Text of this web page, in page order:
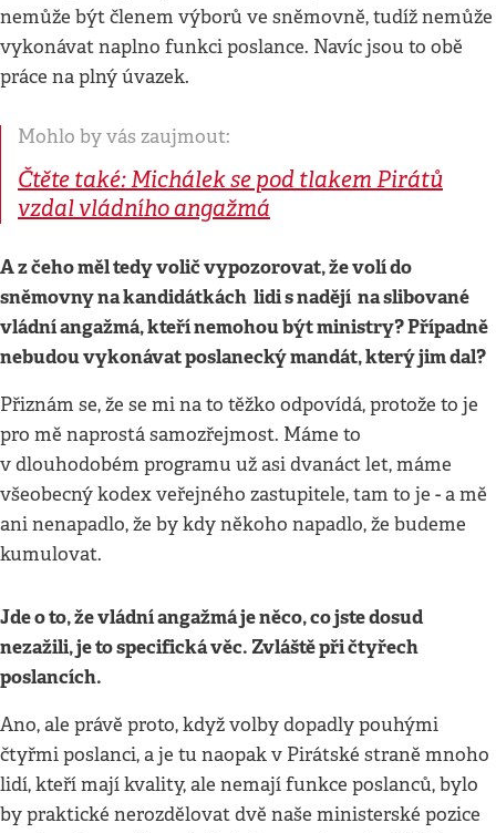
nemůže být členem výborů ve sněmovně, tudíž nemůže
vykonávat naplno funkci poslance. Navíc jsou to obě
práce na plný úvazek.
Mohlo by vás zaujmout:
Čtěte také: Michálek se pod tlakem Pirátů
vzdal vládního angažmá
A z čeho měl tedy volič vypozorovat, že volí do
sněmovny na kandidátkách lidi s nadějí na slibované
vládní angažmá, kteří nemohou být ministry? Případně
nebudou vykonávat poslanecký mandát, který jim dal?
Přiznám se, že se mi na to těžko odpovídá, protože to je
pro mě naprostá samozřejmost. Máme to
v dlouhodobém programu už asi dvanáct let, máme
všeobecný kodex veřejného zastupitele, tam to je - a mě
ani nenapadlo, že by kdy někoho napadlo, že budeme
kumulovat.
Jde o to, že vládní angažmá je něco, co jste dosud
nezažili, je to specifická věc. Zvláště při čtyřech
poslancích.
Ano, ale právě proto, když volby dopadly pouhými
čtyřmi poslanci, a je tu naopak v Pirátské straně mnoho
lidí, kteří mají kvality, ale nemají funkce poslanců, bylo
by praktické nerozdělovat dvě naše ministerské pozice